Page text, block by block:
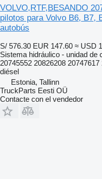
VOLVO,RTF,BESANDO
pilotos para Volvo B6, B7,
autobús
S/ 576.30 EUR 147.60 ≈ USD
Sistema hidráulico - unidad de
20745552 20826208
diésel
Estonia, Tallinn
TruckParts Eesti OÜ
Contacte con el vendedor